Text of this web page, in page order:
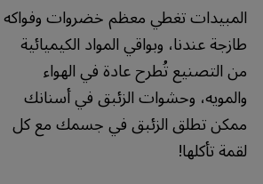
المبيدات تغطي معظم خضروات وفواكه
طازجة عندنا، وبواقي المواد الكيميائية
من التصنيع تُطرح عادة في الهواء
والمويه، وحشوات الزئبق في أسنانك
ممكن تطلق الزئبق في جسمك مع كل
لقمة تأكلها!